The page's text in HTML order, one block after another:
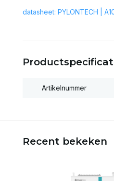
datasheet: PYLONTECH |
Artikelnummer
Recent bekeken